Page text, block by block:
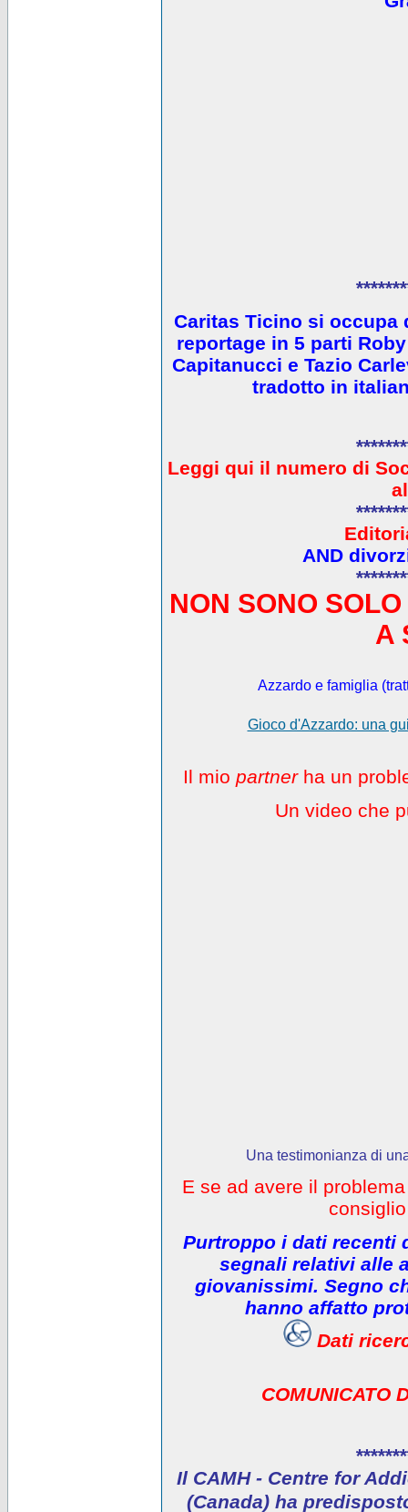
Caritas Ticino si occupa
reportage in 5 parti
Capitanucci e Tazio
tradotto in
Leggi qui il numero di
AND
NON SONO
A
Azzardo e famiglia
Gioco d'Azzardo: una
Il mio partnerha un
Un video che
Una testimonianza di
E se ad avere il
Purtroppo i dati recenti
segnali relativi alle
giovanissimi. Segno
hanno affatto
Dati
COMUNICATO
Il CAMH - Centre for
(Canada) ha